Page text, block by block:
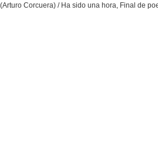
Corcuera) / Ha sido una hora, Final de